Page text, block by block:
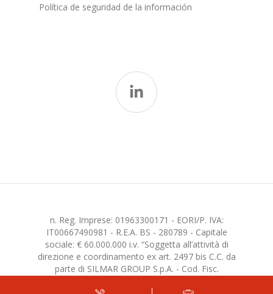
Política de seguridad de la información
n. Reg. Imprese: 01963300171 - EORI/P. IVA:
IT00667490981 - R.E.A. BS - 280789 - Capitale
sociale: € 60.000.000 i.v. “Soggetta all’attività di
direzione e coordinamento ex art. 2497 bis C.C. da
parte di SILMAR GROUP S.p.A. - Cod. Fisc.